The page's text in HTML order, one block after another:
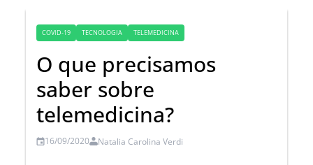
COVID-19 TECNOLOGIA TELEMEDICINA
O que precisamos
saber sobre
telemedicina?
16/09/2020 Natalia Carolina Verdi